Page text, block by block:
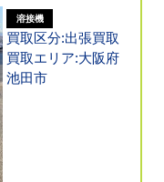
溶接機
買取区分:出張買取
買取エリア:大阪府
池田市